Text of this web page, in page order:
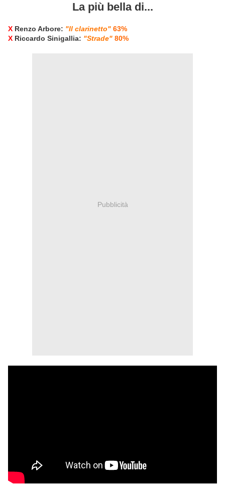
La più bella di...
X Renzo Arbore: "Il clarinetto" 63%
X Riccardo Sinigallia: "Strade" 80%
Pubblicità